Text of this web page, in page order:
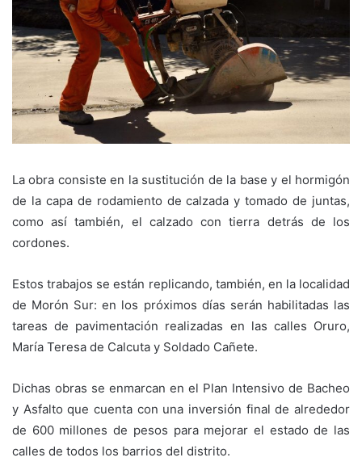
La obra consiste en la sustitución de la base y el hormigón
de la capa de rodamiento de calzada y tomado de juntas,
como así también, el calzado con tierra detrás de los
cordones.
Estos trabajos se están replicando, también, en la localidad
de Morón Sur: en los próximos días serán habilitadas las
tareas de pavimentación realizadas en las calles Oruro,
María Teresa de Calcuta y Soldado Cañete.
Dichas obras se enmarcan en el Plan Intensivo de Bacheo
y Asfalto que cuenta con una inversión final de alrededor
de 600 millones de pesos para mejorar el estado de las
calles de todos los barrios del distrito.